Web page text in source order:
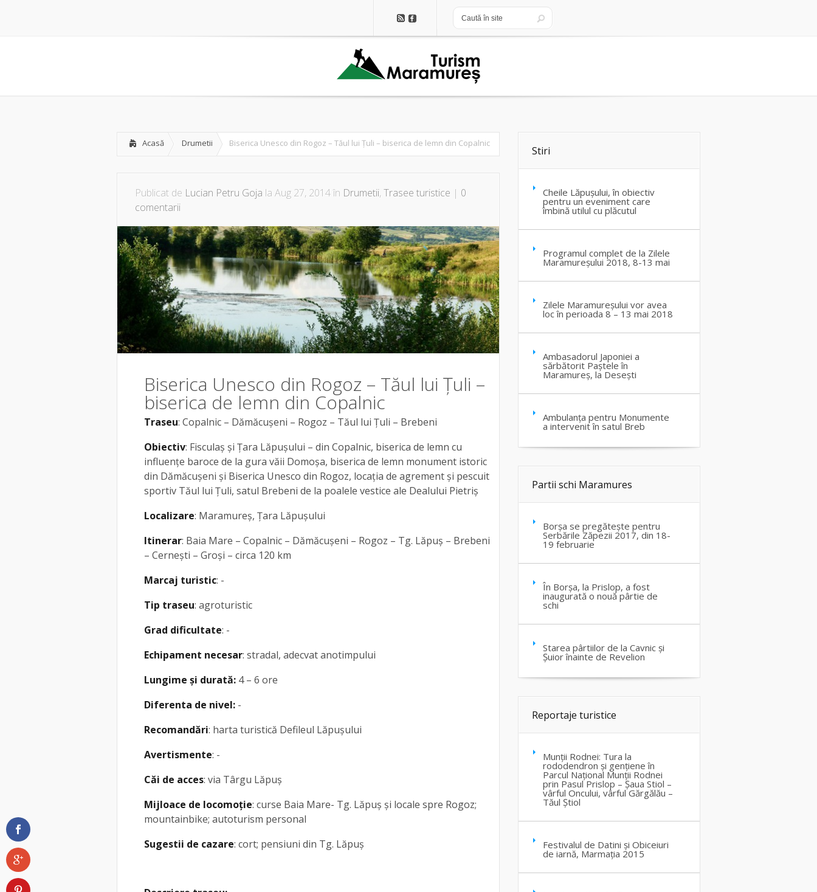
Acasă Drumetii Biserica Unesco din Rogoz – Tăul lui Țuli – biserica de lemn din Copalnic
Publicat de Lucian Petru Goja la Aug 27, 2014 în Drumetii, Trasee turistice | 0
comentarii
Biserica Unesco din Rogoz – Tăul lui Țuli –
biserica de lemn din Copalnic
Traseu: Copalnic – Dămăcușeni – Rogoz – Tăul lui Țuli – Brebeni
Obiectiv: Fisculaș și Țara Lăpușului – din Copalnic, biserica de lemn cu
influențe baroce de la gura văii Domoșa, biserica de lemn monument istoric
din Dămăcușeni și Biserica Unesco din Rogoz, locația de agrement și pescuit
sportiv Tăul lui Țuli, satul Brebeni de la poalele vestice ale Dealului Pietriș
Localizare: Maramureș, Țara Lăpușului
Itinerar: Baia Mare – Copalnic – Dămăcușeni – Rogoz – Tg. Lăpuș – Brebeni
– Cernești – Groși – circa 120 km
Marcaj turistic: -
Tip traseu: agroturistic
Grad dificultate: -
Echipament necesar: stradal, adecvat anotimpului
Lungime și durată: 4 – 6 ore
Diferenta de nivel: -
Recomandări: harta turistică Defileul Lăpușului
Avertismente: -
Căi de acces: via Târgu Lăpuș
Mijloace de locomoție: curse Baia Mare- Tg. Lăpuș și locale spre Rogoz;
mountainbike; autoturism personal
Sugestii de cazare: cort; pensiuni din Tg. Lăpuș
Stiri
Cheile Lăpușului, în obiectiv
pentru un eveniment care
îmbină utilul cu plăcutul
Programul complet de la Zilele
Maramureșului 2018, 8-13 mai
Zilele Maramureșului vor avea
loc în perioada 8 – 13 mai 2018
Ambasadorul Japoniei a
sărbătorit Paștele în
Maramureș, la Desești
Ambulanța pentru Monumente
a intervenit în satul Breb
Partii schi Maramures
Borșa se pregătește pentru
Serbările Zăpezii 2017, din 18-
19 februarie
În Borșa, la Prislop, a fost
inaugurată o nouă pârtie de
schi
Starea pârtiilor de la Cavnic și
Șuior înainte de Revelion
Reportaje turistice
Munții Rodnei: Tura la
rododendron și gențiene în
Parcul Național Munții Rodnei
prin Pasul Prislop – Șaua Stiol –
vârful Oncului, vârful Gărgălău –
Tăul Știol
Festivalul de Datini și Obiceiuri
de iarnă, Marmația 2015